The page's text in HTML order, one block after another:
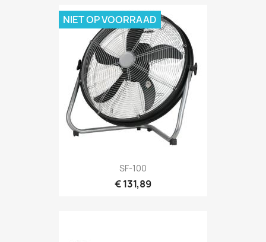
Snel bekijken
SF-100
€ 131,89
NIET OP VOORRAAD